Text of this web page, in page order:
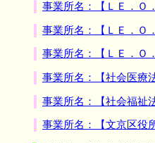
事業所名：【ＬＥ．Ｏ
事業所名：【ＬＥ．Ｏ
事業所名：【ＬＥ．Ｏ
事業所名：【社会医療
事業所名：【社会福祉
事業所名：【文京区役